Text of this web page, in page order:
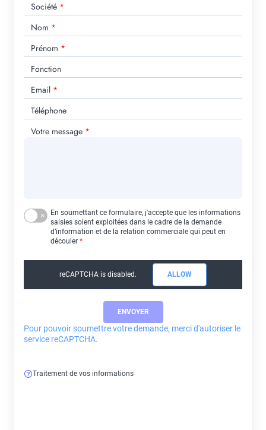
Société
Nom
Prénom
Fonction
Email
Téléphone
Votre message
En soumettant ce formulaire, j'accepte que les informations
saisies soient exploitées dans le cadre de la demande
d’information et de la relation commerciale qui peut en
découler
reCAPTCHA is disabled. ALLOW
Pour pouvoir soumettre votre demande, merci d'autoriser le
service reCAPTCHA.
Traitement de vos informations